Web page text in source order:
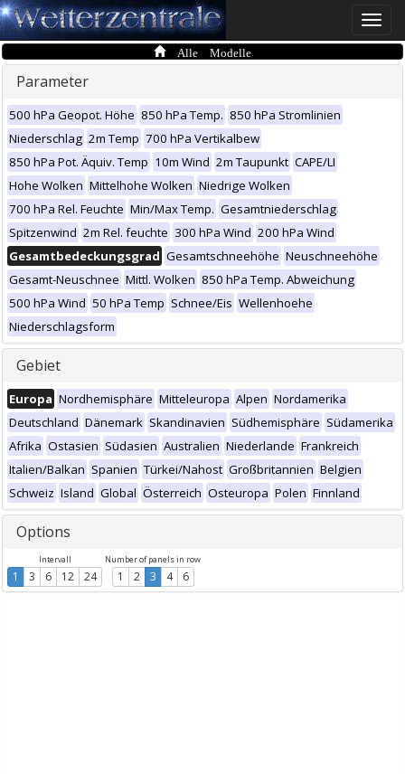
Toggle
Alle Modelle
Parameter
500 hPa Geopot. Höhe 850 hPa Temp. 850 hPa Stromlinien
Niederschlag 2m Temp 700 hPa Vertikalbew
850 hPa Pot. Äquiv. Temp 10m Wind 2m Taupunkt CAPE/LI
Hohe Wolken Mittelhohe Wolken Niedrige Wolken
700 hPa Rel. Feuchte Min/Max Temp. Gesamtniederschlag
Spitzenwind 2m Rel. feuchte 300 hPa Wind 200 hPa Wind
Gesamtbedeckungsgrad Gesamtschneehöhe Neuschneehöhe
Gesamt-Neuschnee Mittl. Wolken 850 hPa Temp. Abweichung
500 hPa Wind 50 hPa Temp Schnee/Eis Wellenhoehe
Niederschlagsform
Gebiet
Europa Nordhemisphäre Mitteleuropa Alpen Nordamerika
Deutschland Dänemark Skandinavien Südhemisphäre Südamerika
Afrika Ostasien Südasien Australien Niederlande Frankreich
Italien/Balkan Spanien Türkei/Nahost Großbritannien Belgien
Schweiz Island Global Österreich Osteuropa Polen Finnland
Options
Intervall
1 3 6 12 24
Number of panels in row
1 2 3 4 6